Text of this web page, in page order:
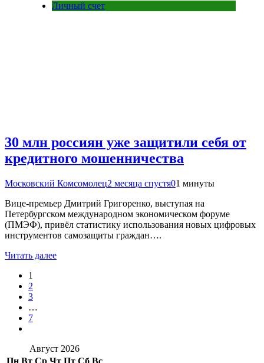
Личный счет
30 млн россиян уже защитили себя от
кредитного мошенничества
Московский Комсомолец2 месяца спустя01 минуты
Вице-премьер Дмитрий Григоренко, выступая на
Петербургском международном экономическом форуме
(ПМЭФ), привёл статистику использования новых цифровых
инструментов самозащиты граждан….
Читать далее
1
2
3
…
7
Август 2026
Пн Вт Ср Чт Пт Сб Вс